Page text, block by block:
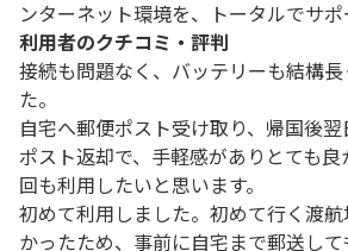
ンターネット環境を、トータルでサポ
利用者のクチコミ・評判
接続も問題なく、バッテリーも結構
た。
自宅へ郵便ポスト受け取り、帰国後
ポスト返却で、手軽感がありとても
回も利用したいと思います。
初めて利用しました。初めて行く渡
かったため、事前に自宅まで郵送し